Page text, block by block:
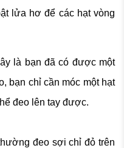
lửa hơ để các hạt vòng
là bạn đã có được một
bạn chỉ cần móc một hạt
đeo lên tay được.
đeo sợi chỉ đỏ trên